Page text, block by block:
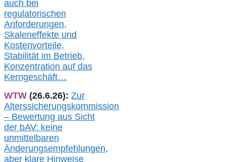
auch bei
regulatorischen
Anforderungen,
Skaleneffekte und
Kostenvorteile,
Stabilität im Betrieb,
Konzentration auf das
Kerngeschäft…
WTW (26.6.26): Zur
Alterssicherungskommission
– Bewertung aus Sicht
der bAV: keine
unmittelbaren
Änderungsempfehlungen,
aber klare Hinweise